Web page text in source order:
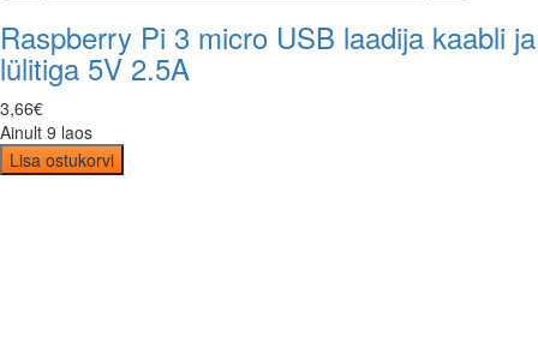
Raspberry Pi 3 micro USB laadija kaabli ja
lülitiga 5V 2.5A
3,66€
Ainult 9 laos
Lisa ostukorvi